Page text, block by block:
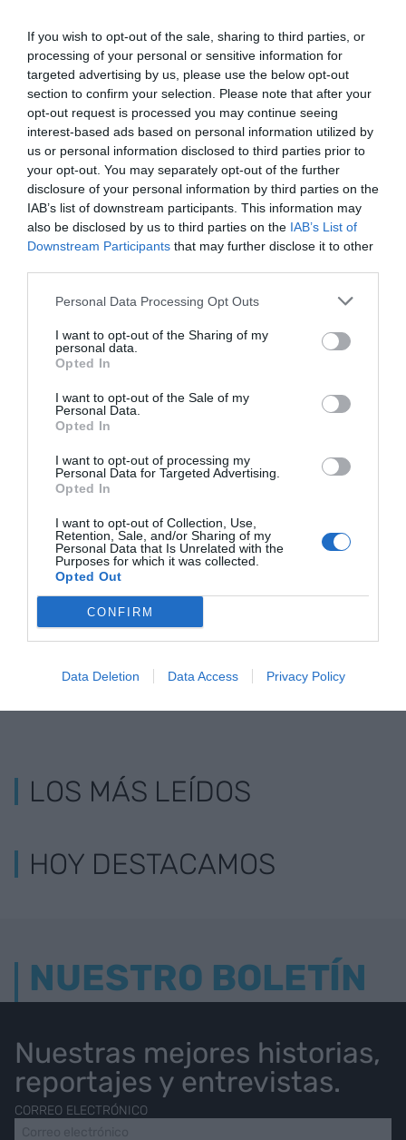
If you wish to opt-out of the sale, sharing to third parties, or
processing of your personal or sensitive information for
targeted advertising by us, please use the below opt-out
section to confirm your selection. Please note that after your
opt-out request is processed you may continue seeing
interest-based ads based on personal information utilized by
us or personal information disclosed to third parties prior to
your opt-out. You may separately opt-out of the further
disclosure of your personal information by third parties on the
IAB’s list of downstream participants. This information may
also be disclosed by us to third parties on the IAB’s List of
Downstream Participants that may further disclose it to other
Personal Data Processing Opt Outs
I want to opt-out of the Sharing of my
personal data.
Opted In
I want to opt-out of the Sale of my
Personal Data.
Opted In
I want to opt-out of processing my
Personal Data for Targeted Advertising.
Opted In
I want to opt-out of Collection, Use,
Retention, Sale, and/or Sharing of my
Personal Data that Is Unrelated with the
Purposes for which it was collected.
Opted Out
CONFIRM
Data Deletion Data Access Privacy Policy
un informe elaborado por el Salón. Mientras que
las ventas a la Unión Europea han crecido un
5,7%, las relaciones con Latinoamérica se han
cuadruplicado.
Rehabilitar en casa
Por el contrario, de puertas adentro del país,
Construmat marca un otra prioridad: renovar un
parque deviviendas envejecido . El salónda
argumentos tanto a los inversores -calcula que
cada euro invertido al rehabilitar genera un 85%
de actividad económica- como al sector público –
por cada 100 euros para subvencionar
actuaciones de mejora, serecuperan 111 a través
estancada y un exceso de vivienda vacío, puede
ser la opción por uno de los sectores que inició el
efecto dominó que llevó a la recesión.
Añadir
de Google de forma gratuita
Mantente informado con las últimas noticias de
actualidad
ACTIVAR AHORA
LOS MÁS LEÍDOS
HOY DESTACAMOS
NUESTRO BOLETÍN
Nuestras mejores historias,
reportajes y entrevistas.
CORREO ELECTRÓNICO